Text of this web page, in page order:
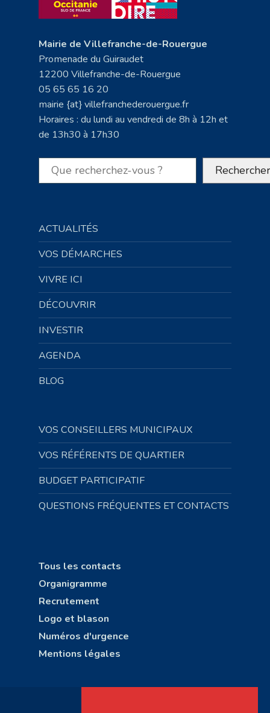
Mairie de Villefranche-de-Rouergue
Promenade du Guiraudet
12200 Villefranche-de-Rouergue
05 65 65 16 20
mairie {at} villefranchederouergue.fr
Horaires : du lundi au vendredi de 8h à 12h et
de 13h30 à 17h30
Rechercher Rechercher
ACTUALITÉS
VOS DÉMARCHES
VIVRE ICI
DÉCOUVRIR
INVESTIR
AGENDA
BLOG
VOS CONSEILLERS MUNICIPAUX
VOS RÉFÉRENTS DE QUARTIER
BUDGET PARTICIPATIF
QUESTIONS FRÉQUENTES ET CONTACTS
Tous les contacts
Organigramme
Recrutement
Logo et blason
Numéros d'urgence
Mentions légales